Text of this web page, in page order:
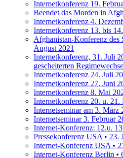
Internetkonferenz 19.
Beendet das Morden in
Internetkonferenz 4.
Internetkonferenz 13. bis
Afghanistan-Konferenz des
August 2021
Internetkonferenz, 31. Juli
gescheiterten
Internetkonferenz 24. Juli
Internetkonferenz 27. Juni
Internetkonferenz 8. Mai
Internetkonferenz 20. u. 21.
Internetseminar am 3. März
Internetseminar 3. Februar
Internet-Konferenz: 12.u.
Pressekonferenz USA • 23.
Internet-Konferenz USA •
Internet-Konferenz Berlin •